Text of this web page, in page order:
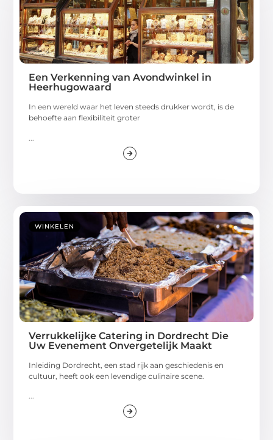
Een Verkenning van Avondwinkel in
Heerhugowaard
In een wereld waar het leven steeds drukker wordt, is de
behoefte aan flexibiliteit groter
WINKELEN
Verrukkelijke Catering in Dordrecht Die
Uw Evenement Onvergetelijk Maakt
Inleiding Dordrecht, een stad rijk aan geschiedenis en
cultuur, heeft ook een levendige culinaire scene.
...